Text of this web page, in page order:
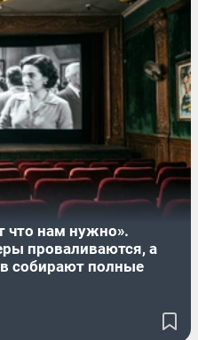
что нам нужно».
проваливаются, а
собирают полные